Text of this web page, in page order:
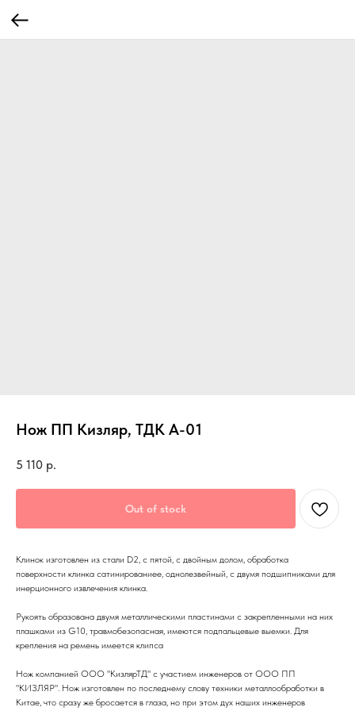
Нож ПП Кизляр, ТДК A-01
5 110 р.
Out of stock
Клинок изготовлен из стали D2, с пятой, с двойным долом, обработка
поверхности клинка сатинированиее, однолезвейный, с двумя подшипниками для
инерционного извлечения клинка.
Рукоять образована двумя металлическими пластинами с закрепленными на них
плашками из G10, травмобезопасная, имеются подпальцевые выемки. Для
крепления на ремень имеется клипса
Нож компанией ООО "КизлярТД" с участием инженеров от ООО ПП
"КИЗЛЯР". Нож изготовлен по последнему слову техники металлообработки в
Китае, что сразу же бросается в глаза, но при этом дух наших инженеров